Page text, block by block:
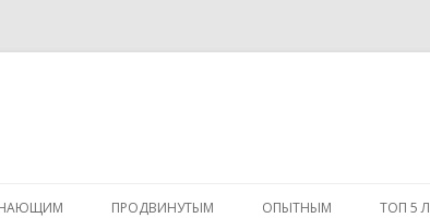
ПРОДВИНУТЫМ ОПЫТНЫМ ТОП 5